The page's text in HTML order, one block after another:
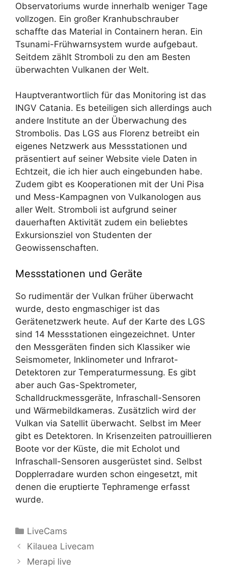
Observatoriums wurde innerhalb weniger Tage
vollzogen. Ein großer Kranhubschrauber
schaffte das Material in Containern heran. Ein
Tsunami-Frühwarnsystem wurde aufgebaut.
Seitdem zählt Stromboli zu den am Besten
überwachten Vulkanen der Welt.
Hauptverantwortlich für das Monitoring ist das
INGV Catania. Es beteiligen sich allerdings auch
andere Institute an der Überwachung des
Strombolis. Das LGS aus Florenz betreibt ein
eigenes Netzwerk aus Messstationen und
präsentiert auf seiner Website viele Daten in
Echtzeit, die ich hier auch eingebunden habe.
Zudem gibt es Kooperationen mit der Uni Pisa
und Mess-Kampagnen von Vulkanologen aus
aller Welt. Stromboli ist aufgrund seiner
dauerhaften Aktivität zudem ein beliebtes
Exkursionsziel von Studenten der
Geowissenschaften.
Messstationen und Geräte
So rudimentär der Vulkan früher überwacht
wurde, desto engmaschiger ist das
Gerätenetzwerk heute. Auf der Karte des LGS
sind 14 Messstationen eingezeichnet. Unter
den Messgeräten finden sich Klassiker wie
Seismometer, Inklinometer und Infrarot-
Detektoren zur Temperaturmessung. Es gibt
aber auch Gas-Spektrometer,
Schalldruckmessgeräte, Infraschall-Sensoren
und Wärmebildkameras. Zusätzlich wird der
Vulkan via Satellit überwacht. Selbst im Meer
gibt es Detektoren. In Krisenzeiten patrouillieren
Boote vor der Küste, die mit Echolot und
Infraschall-Sensoren ausgerüstet sind. Selbst
Dopplerradare wurden schon eingesetzt, mit
denen die eruptierte Tephramenge erfasst
wurde.
Kategorien
LiveCams
Kilauea Livecam
Merapi live